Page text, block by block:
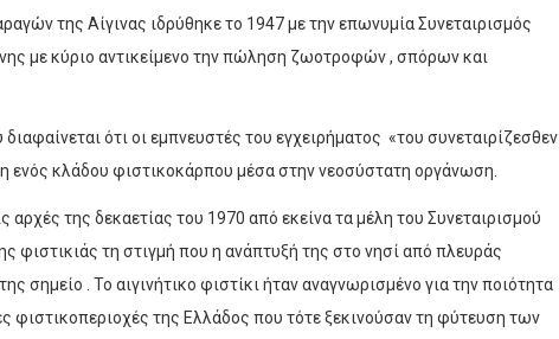
της Αίγινας ιδρύθηκε το 1947 με την επωνυμία Συνεταιρισμός
με κύριο αντικείμενο την πώληση ζωοτροφών , σπόρων και
ότι οι εμπνευστές του εγχειρήματος «του συνεταιρίζεσθεν
ενός κλάδου φιστικοκάρπου μέσα στην νεοσύστατη οργάνωση.
αρχές της δεκαετίας του 1970 από εκείνα τα μέλη του Συνεταιρισμού
φιστικιάς τη στιγμή που η ανάπτυξή της στο νησί από πλευράς
σημείο . Το αιγινήτικο φιστίκι ήταν αναγνωρισμένο για την ποιότητα
φιστικοπεριοχές της Ελλάδος που τότε ξεκινούσαν τη φύτευση των